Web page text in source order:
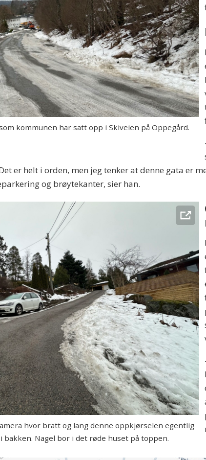
kommunen har satt opp i Skiveien på Oppegård.
er helt i orden, men jeg tenker at denne gata er
og brøytekanter, sier han.
hvor bratt og lang denne oppkjørselen egentlig
Nagel bor i det røde huset på toppen.